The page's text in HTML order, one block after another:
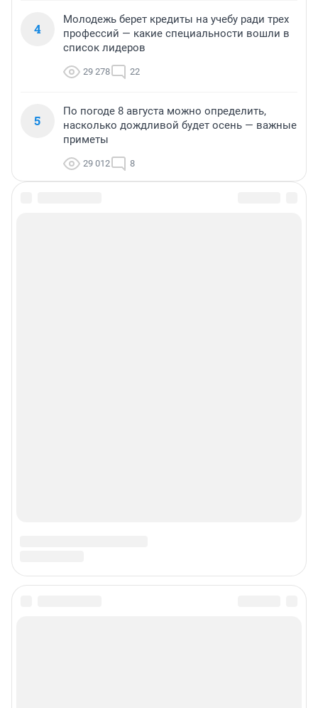
4
Молодежь берет кредиты на учебу ради трех
профессий — какие специальности вошли в
список лидеров
29 278 22
5
По погоде 8 августа можно определить,
насколько дождливой будет осень — важные
приметы
29 012 8